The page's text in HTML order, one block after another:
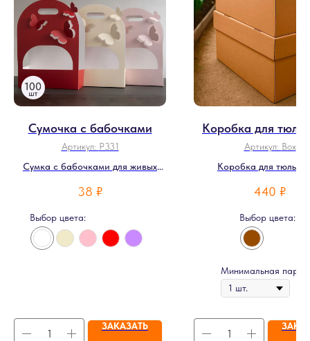
Сумочка с бабочками
Артикул: P331
Сумка с бабочками для живых
38 ₽
Выбор цвета:
ЗАКАЗАТЬ
Коробка для
Артикул: Box
Коробка для
440 ₽
Выбор цвета:
Минимальная